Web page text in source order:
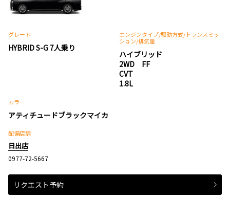
グレード
HYBRID S-G 7人乗り
エンジンタイプ/駆動方式/トランスミッ
ション/排気量
ハイブリッド
2WD FF
CVT
1.8L
カラー
アティチュードブラックマイカ
配備店舗
日出店
0977-72-5667
リクエスト予約